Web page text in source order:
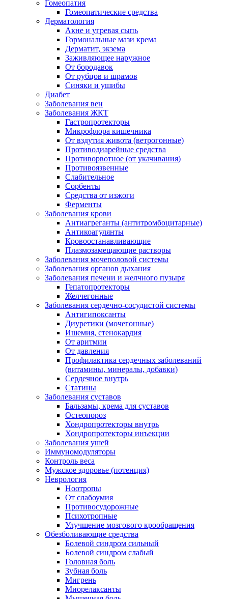
Гомеопатия
Гомеопатические средства
Дерматология
Акне и угревая сыпь
Гормональные мази крема
Дерматит, экзема
Заживляющее наружное
От бородавок
От рубцов и шрамов
Синяки и ушибы
Диабет
Заболевания вен
Заболевания ЖКТ
Гастропротекторы
Микрофлора кишечника
От вздутия живота (ветрогонные)
Противодиарейные средства
Противорвотное (от укачивания)
Противоязвенные
Слабительное
Сорбенты
Средства от изжоги
Ферменты
Заболевания крови
Антиагреганты (антитромбоцитарные)
Антикоагулянты
Кровоостанавливающие
Плазмозамещающие растворы
Заболевания мочеполовой системы
Заболевания органов дыхания
Заболевания печени и желчного пузыря
Гепатопротекторы
Желчегонные
Заболевания сердечно-сосудистой системы
Антигипоксанты
Диуретики (мочегонные)
Ишемия, стенокардия
От аритмии
От давления
Профилактика сердечных заболеваний
(витамины, минералы, добавки)
Сердечное внутрь
Статины
Заболевания суставов
Бальзамы, крема для суставов
Остеопороз
Хондропротекторы внутрь
Хондропротекторы инъекции
Заболевания ушей
Иммуномодуляторы
Контроль веса
Мужское здоровье (потенция)
Неврология
Ноотропы
От слабоумия
Противосудорожные
Психотропные
Улучшение мозгового крообращения
Обезболивающие средства
Болевой синдром сильный
Болевой синдром слабый
Головная боль
Зубная боль
Мигрень
Миорелаксанты